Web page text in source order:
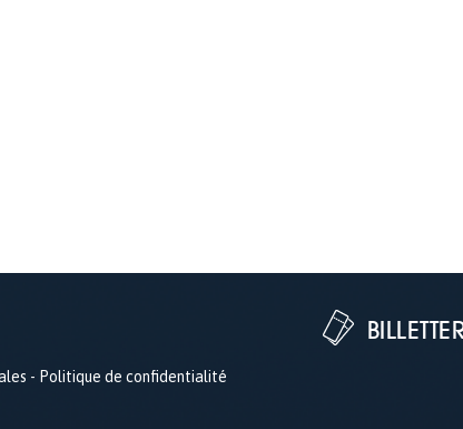
- Politique de confidentialité